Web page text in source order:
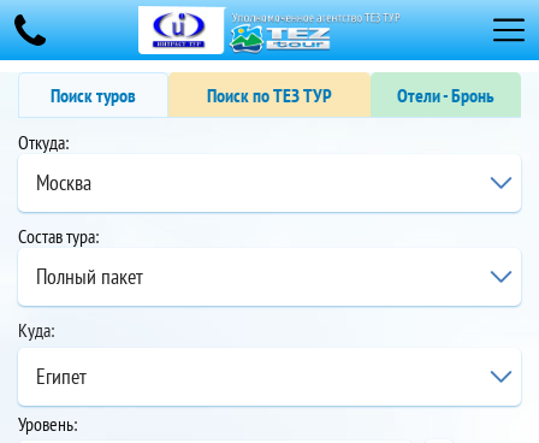
Поиск туров Поиск по ТЕЗ ТУР
Отели - Бронь
Откуда:
Москва
Состав тура:
Полный пакет
Куда:
Египет
Уровень: